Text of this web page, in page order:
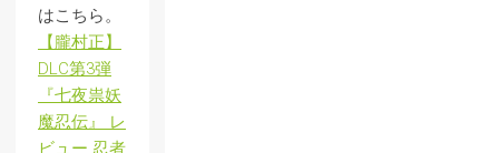
はこちら。
【朧村正】
DLC第3弾
『七夜祟妖
魔忍伝』 レ
ビュー 忍者